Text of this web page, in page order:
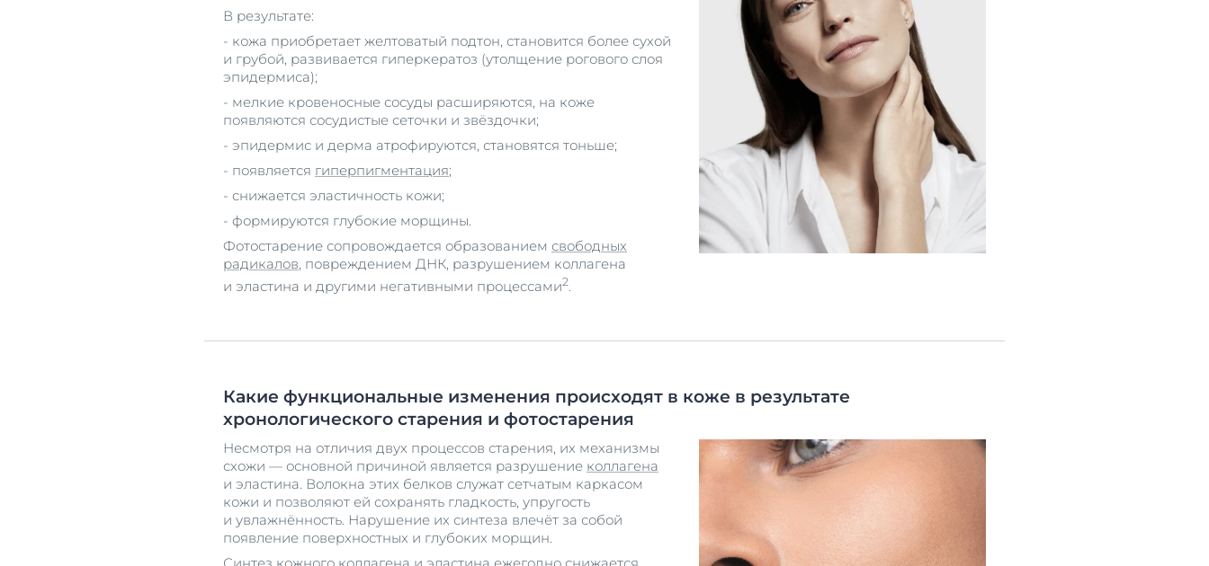
В результате:
- кожа приобретает желтоватый подтон, становится более сухой
и грубой, развивается гиперкератоз (утолщение рогового слоя
эпидермиса);
- мелкие кровеносные сосуды расширяются, на коже
появляются сосудистые сеточки и звёздочки;
- эпидермис и дерма атрофируются, становятся тоньше;
- появляется гиперпигментация;
- снижается эластичность кожи;
- формируются глубокие морщины.
Фотостарение сопровождается образованием свободных
радикалов , повреждением ДНК, разрушением коллагена
и эластина и другими негативными процессами2
Какие функциональные изменения происходят в коже в результате
хронологического старения и фотостарения
Несмотря на отличия двух процессов старения, их механизмы
схожи — основной причиной является разрушение коллагена
и эластина. Волокна этих белков служат сетчатым каркасом
кожи и позволяют ей сохранять гладкость, упругость
и увлажнённость. Нарушение их синтеза влечёт за собой
появление поверхностных и глубоких морщин.